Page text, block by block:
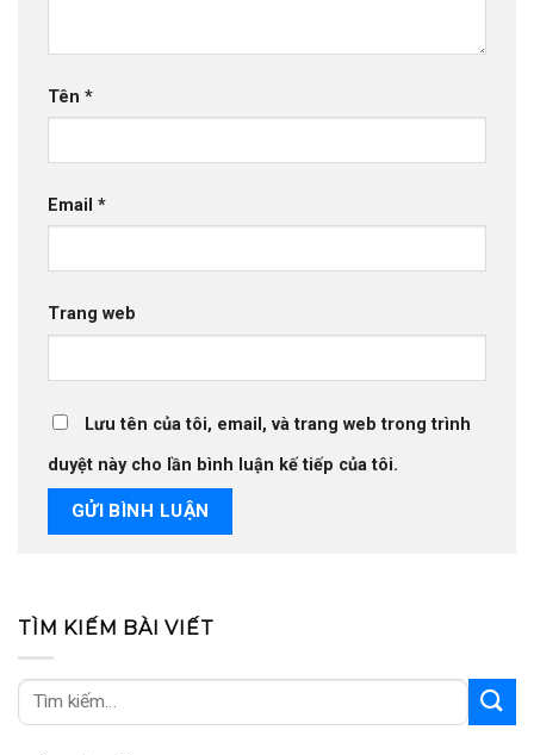
Tên *
Email *
Trang web
Lưu tên của tôi, email, và trang web trong trình
duyệt này cho lần bình luận kế tiếp của tôi.
TÌM KIẾM BÀI VIẾT